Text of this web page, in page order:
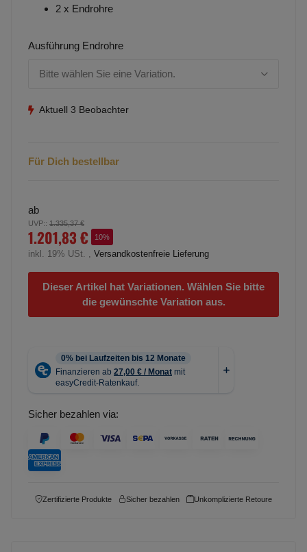
2 x Endrohre
Ausführung Endrohre
Bitte wählen Sie eine Variation.
Aktuell 3 Beobachter
Für Dich bestellbar
ab
UVP:: 1.335,37 €
1.201,83 € 10%
inkl. 19% USt. , Versandkostenfreie Lieferung
Dieser Artikel hat Variationen. Wählen Sie bitte
die gewünschte Variation aus.
Sicher bezahlen via:
Zertifizierte Produkte Sicher bezahlen Unkomplizierte Retoure